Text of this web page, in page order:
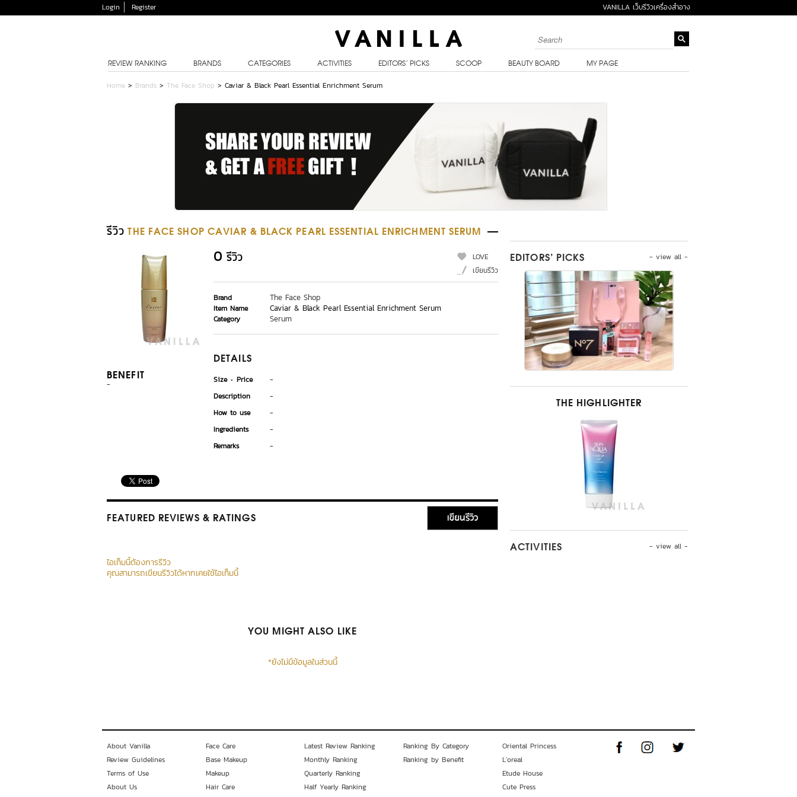
Login Register VANILLA เว็บรีวิวเครื่องสำอาง
REVIEW RANKING BRANDS CATEGORIES ACTIVITIES EDITORS’ PICKS SCOOP BEAUTY BOARD MY PAGE
Home > Brands > The Face Shop > Caviar & Black Pearl Essential Enrichment Serum
รีวิว THE FACE SHOP CAVIAR & BLACK PEARL ESSENTIAL ENRICHMENT SERUM
BENEFIT
-
0 รีวิว
LOVE
เขียนรีวิว
Brand The Face Shop
Item Name Caviar & Black Pearl Essential Enrichment Serum
Category Serum
DETAILS
Size Price
-
Description
-
How to use
-
Ingredients
-
Remarks
-
FEATURED REVIEWS & RATINGS เขียนรีวิว
ไอเท็มนี้ต้องการรีวิว
คุณสามารถเขียนรีวิวได้หากเคยใช้ไอเท็มนี้
YOU MIGHT ALSO LIKE
*ยังไม่มีข้อมูลในส่วนนี้
- view all -
EDITORS’ PICKS
THE HIGHLIGHTER
- view all -
ACTIVITIES
About Vanilla
Review Guidelines
Terms of Use
About Us
Face Care
Base Makeup
Makeup
Hair Care
Latest Review Ranking
Monthly Ranking
Quarterly Ranking
Half Yearly Ranking
Ranking By Category
Ranking by Benefit
Oriental Princess
L'oreal
Etude House
Cute Press